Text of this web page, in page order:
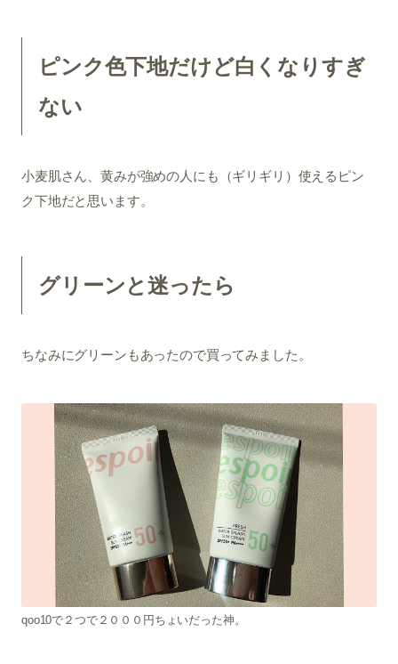
ピンク色下地だけど白くなりすぎ
ない
小麦肌さん、黄みが強めの人にも（ギリギリ）使えるピン
ク下地だと思います。
グリーンと迷ったら
ちなみにグリーンもあったので買ってみました。
qoo10で２つで２０００円ちょいだった神。